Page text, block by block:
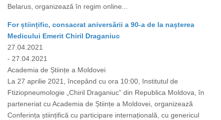
Belarus, organizează în regim online...
For științific, consacrat aniversării a 90-a de la nașterea
Medicului Emerit Chiril Draganiuc
27.04.2021
- 27.04.2021
Academia de Științe a Moldovei
La 27 aprilie 2021, începând cu ora 10:00, Institutul de
Ftiziopneumologie „Chiril Draganiuc” din Republica Moldova, în
parteneriat cu Academia de Științe a Moldovei, organizează
Conferința științifică cu participare internațională, cu genericul